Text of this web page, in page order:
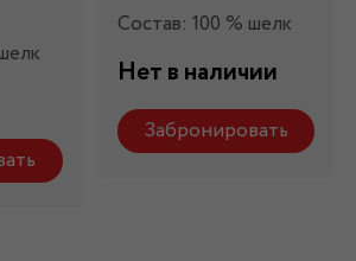
Состав: 100 % шелк
Нет в наличии
Забронировать